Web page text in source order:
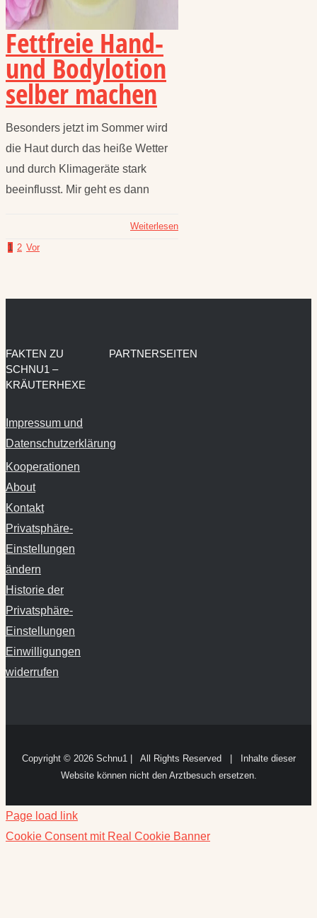
Fettfreie Hand-
und Bodylotion
selber machen
Besonders jetzt im Sommer wird
die Haut durch das heiße Wetter
und durch Klimageräte stark
beeinflusst. Mir geht es dann
Weiterlesen
1 2 Vor
FAKTEN ZU
SCHNU1 –
KRÄUTERHEXE
Impressum und
Datenschutzerklärung
Kooperationen
About
Kontakt
Privatsphäre-
Einstellungen
ändern
Historie der
Privatsphäre-
Einstellungen
Einwilligungen
widerrufen
PARTNERSEITEN
Copyright © 2026 Schnu1 | All Rights Reserved | Inhalte dieser
Website können nicht den Arztbesuch ersetzen.
Page load link
Cookie Consent mit Real Cookie Banner